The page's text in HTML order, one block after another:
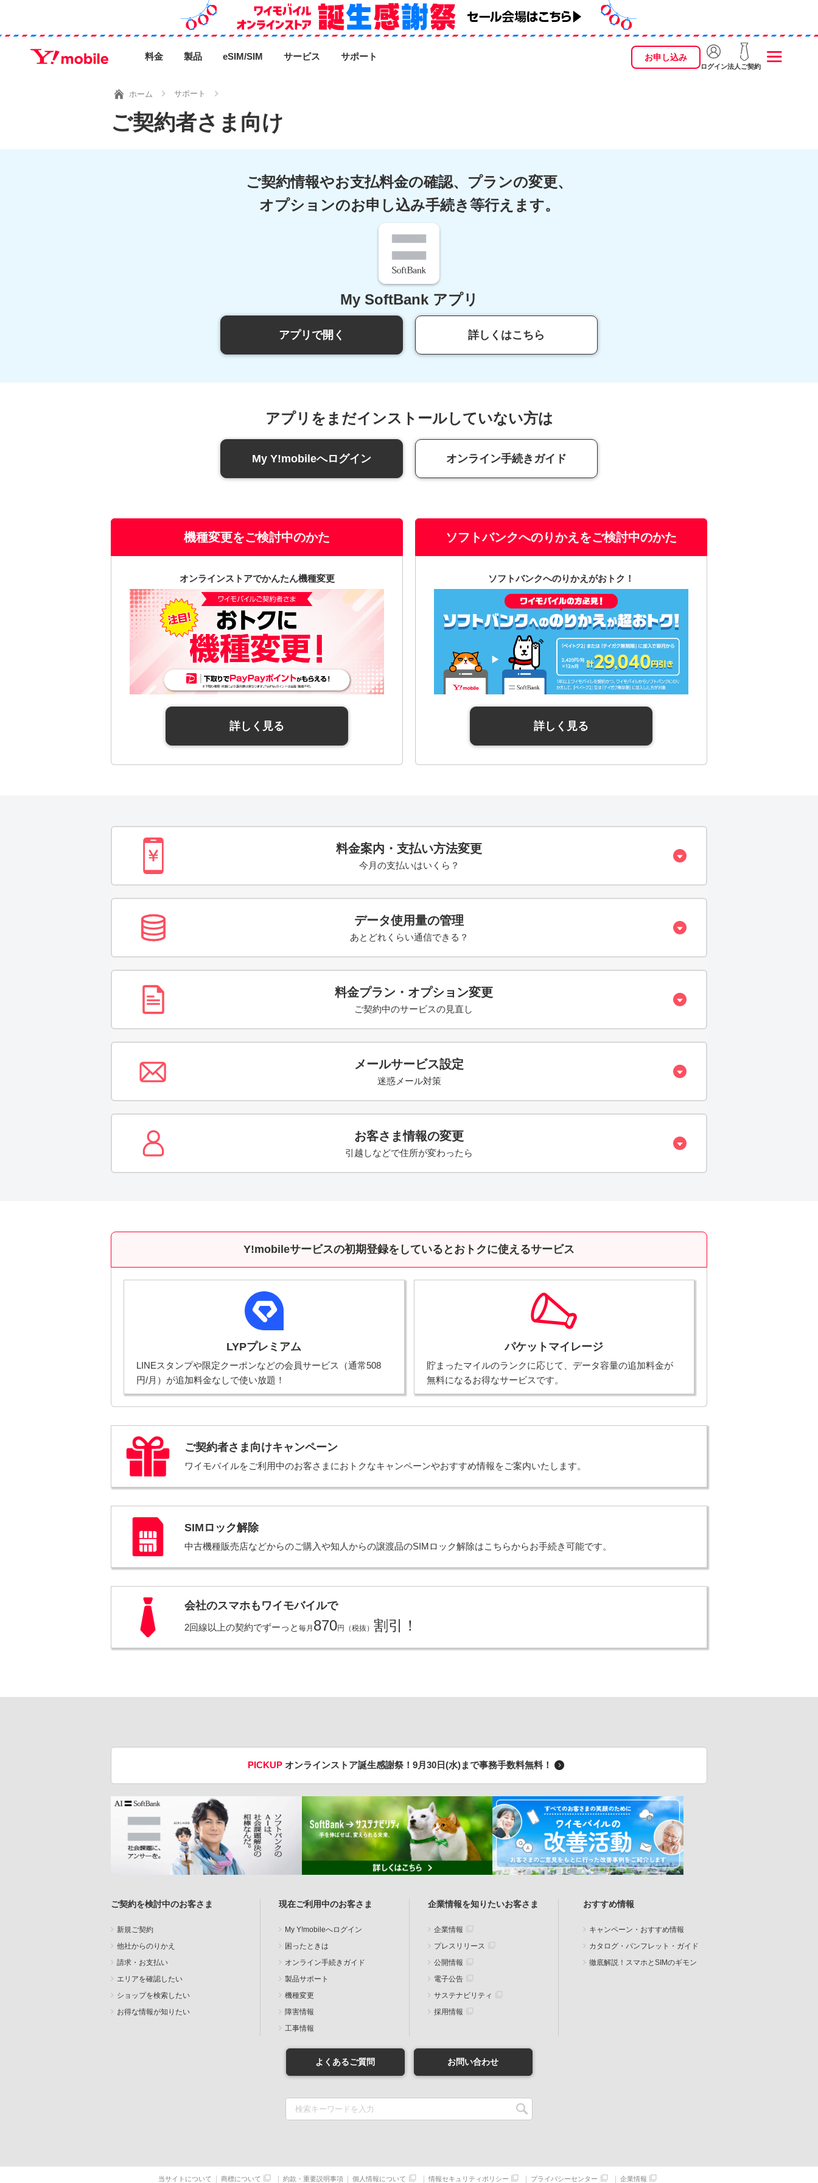
料金 製品 eSIM/SIM サービス サポート お申し込み
ログイン法人ご契約
ホーム サポート
ご契約者さま向け
ご契約情報やお支払料金の確認、 プランの変更、
オプションのお申し込み手続き等行えます。
My SoftBank アプリ
アプリで開く 詳しくはこちら
アプリをまだインストールしていない方は
My Y!mobileへログイン オンライン手続きガイド
機種変更をご検討中のかた
オンラインストアでかんたん機種変更
詳しく見る
ソフトバンクへのりかえをご検討中のかた
ソフトバンクへのりかえがおトク！
詳しく見る
料金案内・支払い方法変更
今月の支払いはいくら？
データ使用量の管理
あとどれくらい通信できる？
料金プラン・オプション変更
ご契約中のサービスの見直し
メールサービス設定
迷惑メール対策
お客さま情報の変更
引越しなどで住所が変わったら
Y!mobileサービスの初期登録をしていると おトクに使えるサービス
LYPプレミアム
LINEスタンプや限定クーポンなどの会員サービス（通常508
円/月）が追加料金なしで使い放題！
パケット マイレージ
貯まったマイルのランクに応じて、データ容量の追加料金が
無料になるお得なサービスです。
ご契約者さま向けキャンペーン
ワイモバイルをご利用中のお客さまにおトクなキャンペーンやおすすめ情報をご案内いたします。
SIMロック解除
中古機種販売店などからのご購入や知人からの譲渡品のSIMロック解除はこちらからお手続き可能です。
会社のスマホも ワイモバイルで
2回線以上の契約でずーっと 毎月 870円（税抜） 割引！
PICKUP オンラインストア誕生感謝祭！ 9月30日(水)まで事務手数料無料！
ご契約を検討中のお客さま
新規ご契約
他社からのりかえ
請求・お支払い
エリアを確認したい
ショップを検索したい
お得な情報が知りたい
現在ご利用中のお客さま
My Y!mobileへログイン
困ったときは
オンライン手続きガイド
製品サポート
機種変更
障害情報
工事情報
企業情報を知りたいお客さま
企業情報
プレスリリース
公開情報
電子公告
サステナビリティ
採用情報
おすすめ情報
キャンペーン・おすすめ情報
カタログ・パンフレット・ガイド
徹底解説！スマホとSIMのギモン
よくあるご質問 お問い合わせ
当サイトについて 商標について 約款・重要説明事項 個人情報について 情報セキュリティポリシー プライバシーセンター
企業情報